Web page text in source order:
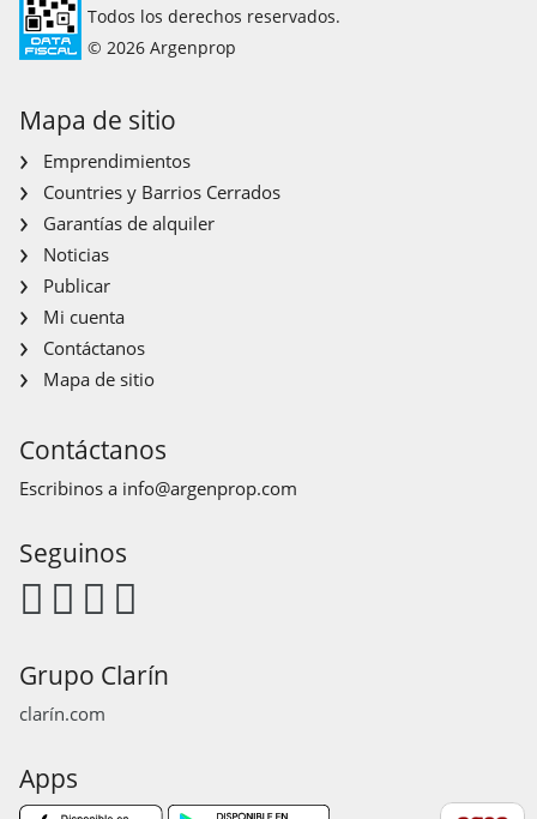
Todos los derechos reservados.
© 2026 Argenprop
Mapa de sitio
Emprendimientos
Countries y Barrios Cerrados
Garantías de alquiler
Noticias
Publicar
Mi cuenta
Contáctanos
Mapa de sitio
Contáctanos
Escribinos a info@argenprop.com
Seguinos
Grupo Clarín
clarín.com
Apps